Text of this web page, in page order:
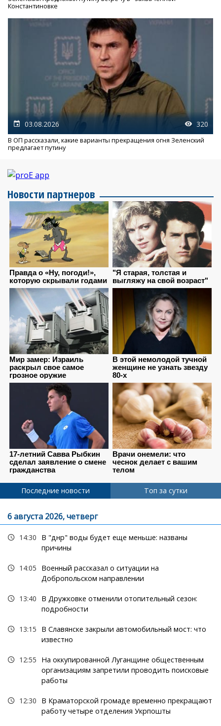
Константиновке
03.08.2026 320
В ОП рассказали, какие варианты прекращения огня Зеленский
предлагает путину
Новости партнеров
Последние новости Топ за сутки
6 августа 2026, четверг
14:30
В "днр" воды будет еще меньше: названы
причины
14:05
Военный рассказал о ситуации на
Добропольском направлении
13:40
В Дружковке отменили отопительный сезон:
подробности
13:15
В Славянске закрыли автомобильный мост: что
известно
12:55
На оккупированной Луганщине общественным
организациям запретили проводить поисковые
работы
12:30
В Краматорской громаде временно прекращают
работу четыре отделения Укрпошты